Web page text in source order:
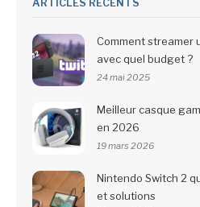
ARTICLES RÉCENTS
Comment streamer
avec quel budget ?
24 mai 2025
Meilleur casque
en 2026
19 mars 2026
Nintendo Switch 2
et solutions